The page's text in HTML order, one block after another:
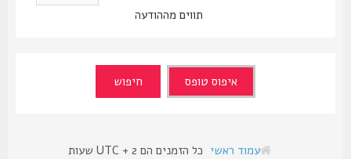
תווים מההודעה
עמוד ראשי כל הזמנים הם UTC + 2 שעות